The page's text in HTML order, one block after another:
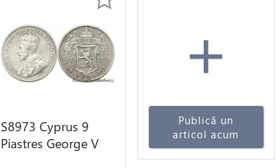
S8973 Cyprus 9
Piastres George V
+
Publică un
articol acum